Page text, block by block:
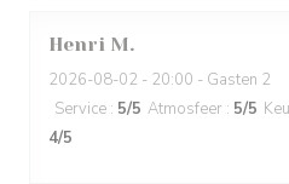
Henri M
2026-08-02 - 20:00 - Gasten 2
Service : 5/5 Atmosfeer : 5/5
4/5